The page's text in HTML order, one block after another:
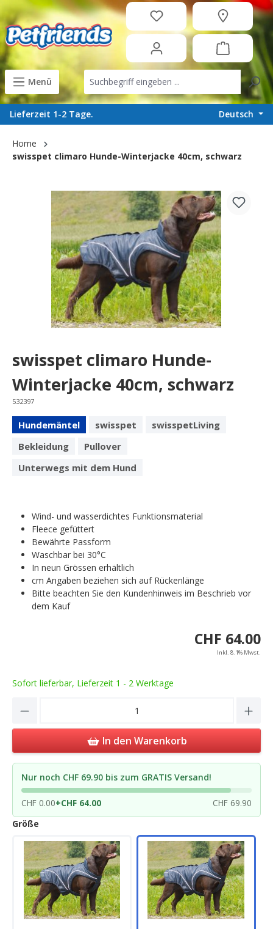
content
Menü
Lieferzeit 1-2 Tage. Deutsch
Home
swisspet climaro Hunde-Winterjacke 40cm, schwarz
swisspet climaro Hunde-
Winterjacke 40cm, schwarz
532397
Hundemäntel swisspet
swisspetLiving
Bekleidung
Pullover
Unterwegs mit dem Hund
Wind- und wasserdichtes Funktionsmaterial
Fleece gefüttert
Bewährte Passform
Waschbar bei 30°C
In neun Grössen erhältlich
cm Angaben beziehen sich auf Rückenlänge
Bitte beachten Sie den Kundenhinweis im Beschrieb vor
dem Kauf
CHF 64.00
Inkl. 8.1% Mwst.
Sofort lieferbar, Lieferzeit 1 - 2 Werktage
Product Quantity: Enter the desired
In den Warenkorb
Nur noch CHF 69.90 bis zum GRATIS Versand!
CHF 0.00+CHF 64.00
CHF 69.90
Größe